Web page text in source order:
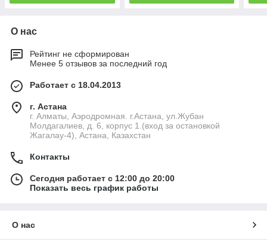
О нас
Рейтинг не сформирован
Менее 5 отзывов за последний год
Работает с 18.04.2013
г. Астана
г. Алматы, Аэродромная. г.Астана, ул.Жубан
Молдагалиев, д. 6, корпус 1.(вход за остановкой
Жагалау-4), Астана, Казахстан
Контакты
Сегодня работает с 12:00 до 20:00
Показать весь график работы
О нас